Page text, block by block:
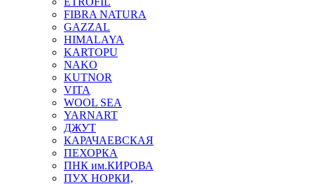
FIBRA NATURA
GAZZAL
HIMALAYA
KARTOPU
NAKO
KUTNOR
VITA
WOOL SEA
YARNART
ДЖУТ
КАРАЧАЕВСКАЯ
ПЕХОРКА
ПНК им.КИРОВА
ПУХ НОРКИ,